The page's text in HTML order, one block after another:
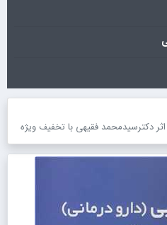
دکترسیدمحمد فقیهی با تخفیف ویژه